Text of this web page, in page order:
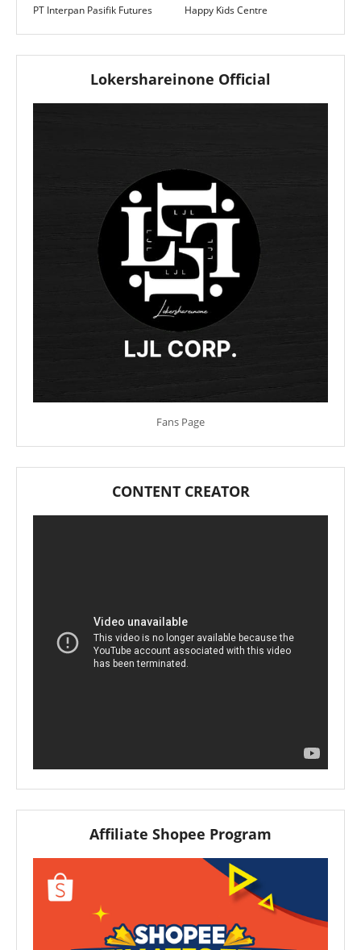
PT Interpan Pasifik Futures Happy Kids Centre
Lokershareinone Official
Fans Page
CONTENT CREATOR
Affiliate Shopee Program